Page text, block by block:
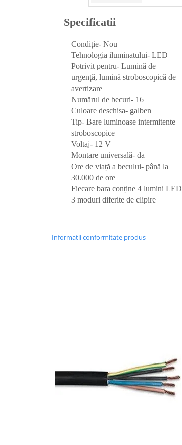
Scule Pneumatice
Suport motocicleta
Tunuri de caldura si aeroteme
Specificatii
Condiție- Nou
Tehnologia iluminatului- LED
Potrivit pentru- Lumină de
urgență, lumină stroboscopică de
avertizare
Numărul de becuri- 16
Culoare deschisa- galben
Tip- Bare luminoase intermitente
stroboscopice
Voltaj- 12 V
Montare universală- da
Ore de viață a becului- până la
30.000 de ore
Fiecare bara conține 4 lumini LED
3 moduri diferite de clipire
Informatii conformitate produs